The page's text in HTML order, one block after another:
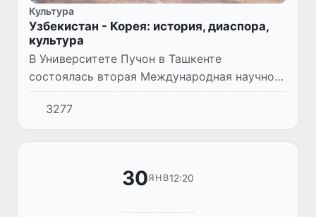
Культура
Узбекистан - Корея: история, диаспора,
культура
В Университете Пучон в Ташкенте
состоялась вторая Международная научно-
практическая конференция по
корееведению. Данное событие становится
своеобразной традицией. Если прошедшие
ф...
3277
30ЯНВ12:20